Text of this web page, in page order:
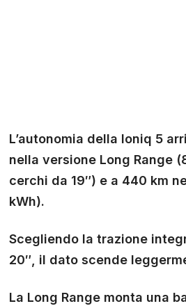
L’autonomia della Ioniq 5
nella versione Long Range
cerchi da 19″) e a 440 km
kWh).
Scegliendo la trazione
20″, il dato scende
La Long Range monta una